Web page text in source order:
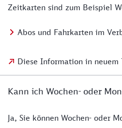
Zeitkarten sind zum Beispiel
Abos und Fahrkarten im
Diese Information in neuem
Kann ich Wochen- oder
Ja, Sie können Wochen- oder